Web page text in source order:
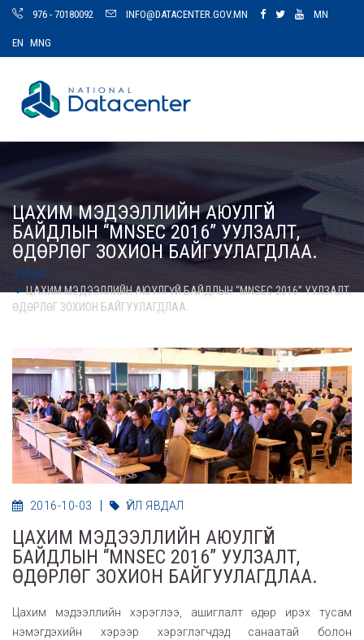
976 - 70180092 INFO@DATACENTER.GOV.MN MN
EN MNG
ЦАХИМ МЭДЭЭЛЛИЙН АЮУЛГҮЙ
БАЙДЛЫН “MNSEC 2016” УУЛЗАЛТ,
ӨДӨРЛӨГ ЗОХИОН БАЙГУУЛАГДЛАА.
ЭХЛЭЛ
ЦАХИМ МЭДЭЭЛЛИЙН АЮУЛГҮЙ БАЙДЛЫН “MNSEC 2016” УУЛЗАЛТ,
ӨДӨРЛӨГ ЗОХИОН БАЙГУУЛАГДЛАА.
2016-10-03 ҮЙЛ ЯВДАЛ
ЦАХИМ МЭДЭЭЛЛИЙН АЮУЛГҮЙ
БАЙДЛЫН “MNSEC 2016” УУЛЗАЛТ,
ӨДӨРЛӨГ ЗОХИОН БАЙГУУЛАГДЛАА.
Цахим мэдээллийн хэрэглээ, ашиглалт өдөр ирэх тусам
нэмэгдэхийн хэрээр хэрэглэгчдэд санаатай болон